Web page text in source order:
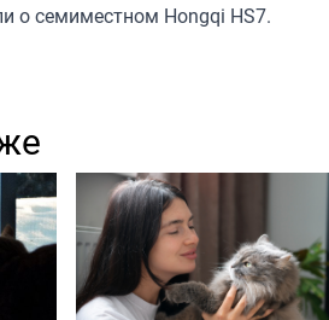
о семиместном Hongqi HS7.